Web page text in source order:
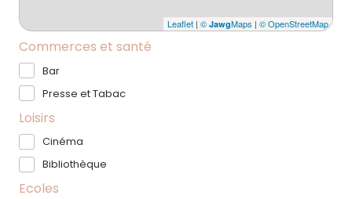
Leaflet | © JawgMaps | © OpenStreetMap
Commerces et santé
Bar
Presse et Tabac
Loisirs
Cinéma
Bibliothèque
Ecoles